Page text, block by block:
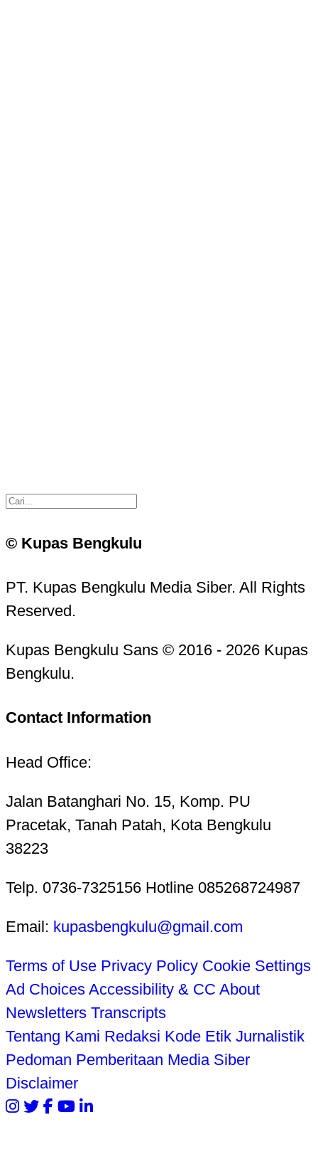
© Kupas Bengkulu
PT. Kupas Bengkulu Media Siber. All Rights
Reserved.
Kupas Bengkulu Sans © 2016 - 2026 Kupas
Bengkulu.
Contact Information
Head Office:
Jalan Batanghari No. 15, Komp. PU
Pracetak, Tanah Patah, Kota Bengkulu
38223
Telp. 0736-7325156 Hotline 085268724987
Email: kupasbengkulu@gmail.com
Terms of Use Privacy Policy Cookie Settings
Ad Choices Accessibility & CC About
Newsletters Transcripts
Tentang Kami Redaksi Kode Etik Jurnalistik
Pedoman Pemberitaan Media Siber
Disclaimer